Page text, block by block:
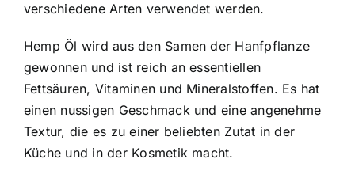
verschiedene Arten verwendet werden.
Hemp Öl wird aus den Samen der Hanfpflanze
gewonnen und ist reich an essentiellen
Fettsäuren, Vitaminen und Mineralstoffen. Es hat
einen nussigen Geschmack und eine angenehme
Textur, die es zu einer beliebten Zutat in der
Küche und in der Kosmetik macht.